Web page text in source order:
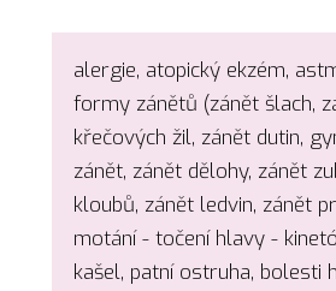
alergie, atopický ekzém,
formy zánětů (zánět šlach,
křečových žil, zánět dutin,
zánět, zánět dělohy, zánět
kloubů, zánět ledvin, zánět
motání - točení hlavy -
kašel, patní ostruha, bolesti